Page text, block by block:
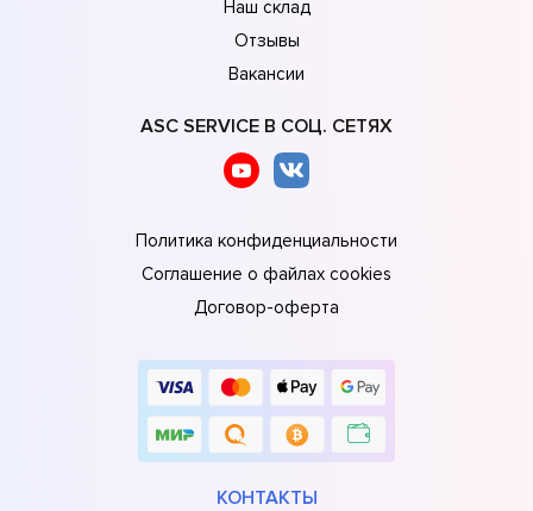
Наш склад
Отзывы
Вакансии
ASC SERVICE В СОЦ. СЕТЯХ
Политика конфиденциальности
Соглашение о файлах cookies
Договор-оферта
КОНТАКТЫ